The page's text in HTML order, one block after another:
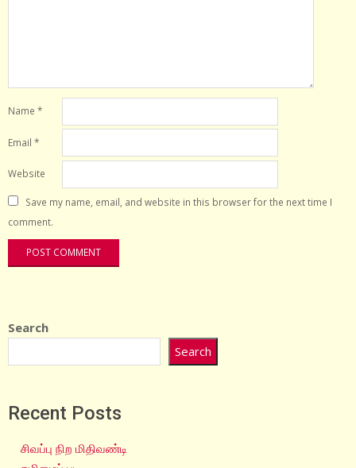
Name *
Email *
Website
Save my name, email, and website in this browser for the next time I
comment.
Search
Search
Recent Posts
சிவப்பு நிற மிதிவண்டி